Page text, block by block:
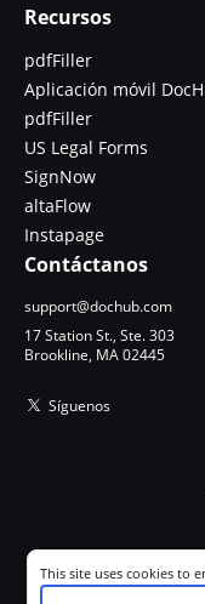
Recursos
pdfFiller
Aplicación móvil
pdfFiller
US Legal Forms
SignNow
altaFlow
Instapage
Contáctanos
support@dochub.com
17 Station St., Ste. 303
Brookline, MA 02445
Síguenos
Cookie consent notice
This site uses cookies to
your experience. By